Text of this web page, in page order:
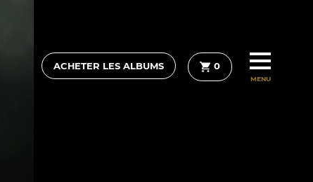
MENU
ACHETER LES ALBUMS 0